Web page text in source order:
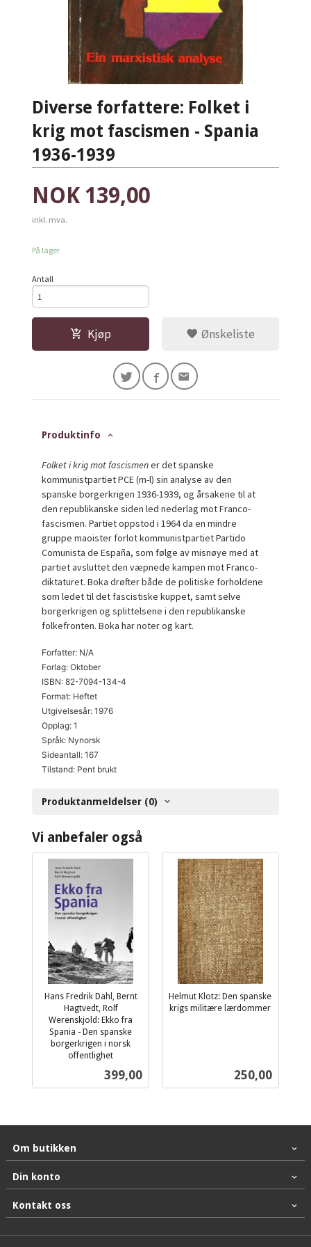
Diverse forfattere: Folket i
krig mot fascismen - Spania
1936-1939
Pris
NOK 139,00
inkl. mva.
På lager
Antall
Kjøp Ønskeliste
Produktinfo
Folket i krig mot fascismener det spanske
kommunistpartiet PCE (m-l) sin analyse av den
spanske borgerkrigen 1936-1939, og årsakene til at
den republikanske siden led nederlag mot Franco-
fascismen. Partiet oppstod i 1964 da en mindre
gruppe maoister forlot kommunistpartiet Partido
Comunista de España, som følge av misnøye med at
partiet avsluttet den væpnede kampen mot Franco-
diktaturet. Boka drøfter både de politiske forholdene
som ledet til det fascistiske kuppet, samt selve
borgerkrigen og splittelsene i den republikanske
folkefronten. Boka har noter og kart.
Forfatter: N/A
Forlag: Oktober
ISBN: 82-7094-134-4
Format: Heftet
Utgivelsesår: 1976
Opplag: 1
Språk: Nynorsk
Sideantall: 167
Tilstand: Pent brukt
Produktanmeldelser (0)
Vi anbefaler også
Hans Fredrik Dahl, Bernt
Hagtvedt, Rolf
Werenskjold: Ekko fra
Spania - Den spanske
borgerkrigen i norsk
offentlighet
Pris
399,00
Helmut Klotz: Den spanske
krigs militære lærdommer
Pris
250,00
Om butikken
Din konto
Kontakt oss